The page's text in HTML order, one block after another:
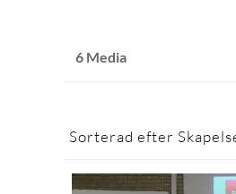
6 Media
Sorterad efter